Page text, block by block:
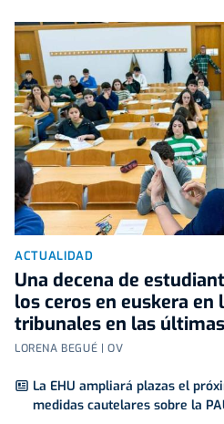
ACTUALIDAD
Una decena de
los ceros en euskera en
tribunales en las
LORENA BEGUÉ | OV
La EHU ampliará plazas el
medidas cautelares sobre la